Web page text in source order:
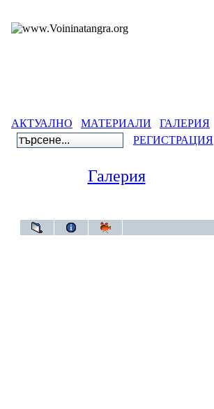
АКТУАЛНО МАТЕРИАЛИ ГАЛЕРИЯ
РЕГИСТРАЦИЯ
Галерия